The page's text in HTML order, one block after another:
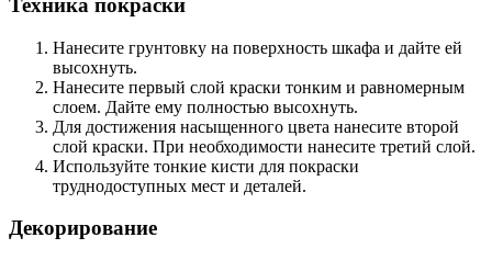
Техника покраски
Нанесите грунтовку на поверхность шкафа и дайте ей
высохнуть.
Нанесите первый слой краски тонким и равномерным
слоем. Дайте ему полностью высохнуть.
Для достижения насыщенного цвета нанесите второй
слой краски. При необходимости нанесите третий слой.
Используйте тонкие кисти для покраски
труднодоступных мест и деталей.
Декорирование